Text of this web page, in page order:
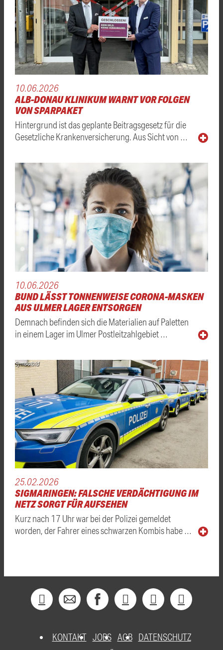
10.06.2026
ALB-DONAU KLINIKUM WARNT VOR FOLGEN
VON SPARPAKET
Hintergrund ist das geplante Beitragsgesetz für die
Gesetzliche Krankenversicherung. Aus Sicht von …
10.06.2026
BUND LÄSST TONNENWEISE CORONA-MASKEN
AUS ULMER LAGER ENTSORGEN
Demnach befinden sich die Materialien auf Paletten
in einem Lager im Ulmer Postleitzahlgebiet …
Symbolbild
25.02.2026
SIGMARINGEN: FALSCHE VERDÄCHTIGUNG IM
NETZ SORGT FÜR AUFSEHEN
Kurz nach 17 Uhr war bei der Polizei gemeldet
worden, der Fahrer eines schwarzen Kombis habe …
KONTAKT JOBS AGB DATENSCHUTZ